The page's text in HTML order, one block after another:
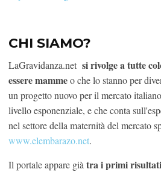
CHI SIAMO?
LaGravidanza.net si rivolge a tutte
essere mammeo che lo stanno per
un progetto nuovo per il mercato
livello esponenziale, e che conta
nel settore della maternità del mercato
www.elembarazo.net.
Il portale appare già tra i primi